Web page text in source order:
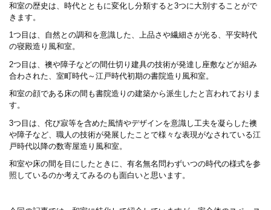
和室の歴史は、時代とともに変化し分類すると3つに大別することがで
きます。
1つ目は、自然との調和を意識した、上品さや繊細さが光る、平安時代
の寝殿造り風和室。
2つ目は、襖や障子などの間仕切り建具の技術が発達し座敷などが組み
合わされた、室町時代～江戸時代初期の書院造り風和室。
和室の顔である床の間も書院造りの建築から派生したと言われておりま
す。
3つ目は、侘び寂等を含めた風情やデザインを意識し工夫を凝らした襖
や障子など、職人の技術が発展したことで様々な表現がなされている江
戸時代以降の数寄屋造り風和室。
和室や床の間を目にしたときに、有名無名問わずいつの時代の様式を参
照しているのか考えてみるのも面白いと思います。